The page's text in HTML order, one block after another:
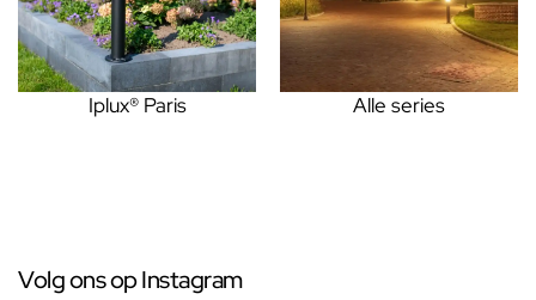
Iplux® Paris Alle series
Volg ons op Instagram